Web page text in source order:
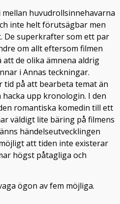
huvudrollsinnehavarna
inte helt förutsägbar men
De superkrafter som ett par
om allt eftersom filmen
att de olika ämnena aldrig
i Annas teckningar.
tid på att bearbeta temat än
upp kronologin. I den
romantiska komedin till ett
väldigt lite bäring på filmens
händelseutvecklingen
att tiden inte existerar
högst påtagliga och
ögon av fem möjliga.